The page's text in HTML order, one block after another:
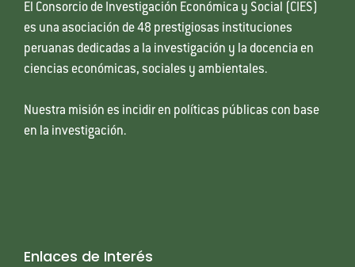
El Consorcio de Investigación Económica y Social (CIES)
es una asociación de 48 prestigiosas instituciones
peruanas dedicadas a la investigación y la docencia en
ciencias económicas, sociales y ambientales.
Nuestra misión es incidir en políticas públicas con base
en la investigación.
Enlaces de Interés